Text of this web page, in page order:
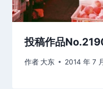
投稿作品
作者 大东 2014 年 7